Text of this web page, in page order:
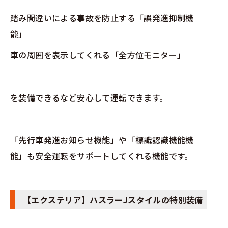
踏み間違いによる事故を防止する「誤発進抑制機
能」
車の周囲を表示してくれる「全方位モニター」
を装備できるなど安心して運転できます。
「先行車発進お知らせ機能」や「標識認識機能機
能」も安全運転をサポートしてくれる機能です。
【エクステリア】ハスラーJスタイルの特別装備